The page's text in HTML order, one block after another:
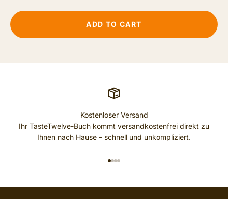
ADD TO CART
Kostenloser Versand
Ihr TasteTwelve-Buch kommt versandkostenfrei direkt zu
Ihnen nach Hause – schnell und unkompliziert.